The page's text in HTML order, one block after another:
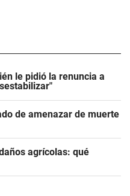
le pidió la renuncia a
de amenazar de muerte
agrícolas: qué